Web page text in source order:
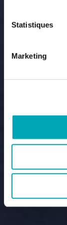
Statistiques
Marketing